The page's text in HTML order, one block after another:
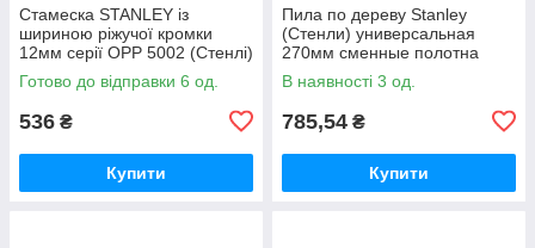
Стамеска STANLEY із
шириною ріжучої кромки
12мм серії OPP 5002 (Стенлі)
Готово до відправки 6 од.
536 ₴
Купити
Пила по дереву Stanley
(Стенли) универсальная
270мм сменные полотна
250-200-150 мм/11-9-24TPI
В наявності 3 од.
785,54 ₴
Купити